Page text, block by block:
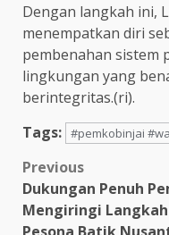
Dengan langkah ini,
menempatkan diri
pembenahan sistem
lingkungan yang
berintegritas.(ri).
Tags: #pemkobinjai
Post
navigation
Previous
Dukungan Penuh
Mengiringi